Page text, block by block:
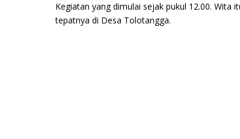
Kegiatan yang dimulai sejak pukul 12.00. Wita
tepatnya di Desa Tolotangga.